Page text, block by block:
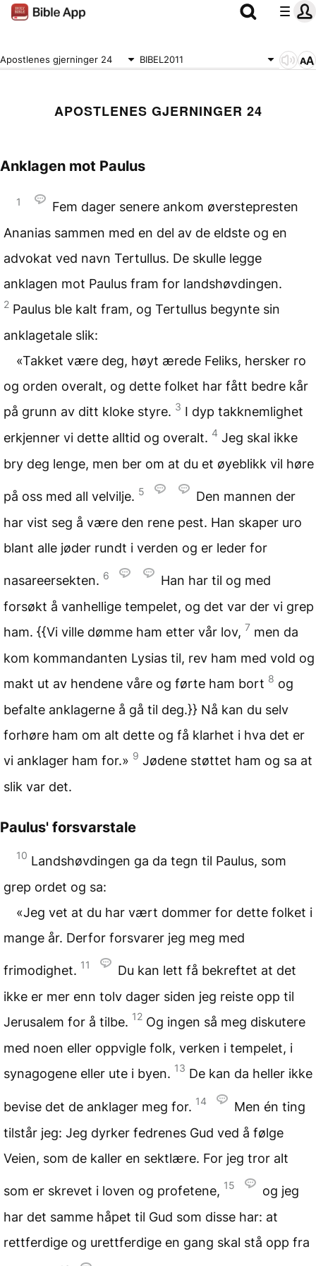
Apostlenes gjerninger 24 BIBEL2011
APOSTLENES GJERNINGER 24
Anklagen mot Paulus
1
Fem dager senere ankom øverstepresten
Ananias sammen med en del av de eldste og en
advokat ved navn Tertullus. De skulle legge
anklagen mot Paulus fram for landshøvdingen.
2 Paulus ble kalt fram, og Tertullus begynte sin
anklagetale slik:
«Takket være deg, høyt ærede Feliks, hersker ro
og orden overalt, og dette folket har fått bedre kår
på grunn av ditt kloke styre. 3 I dyp takknemlighet
erkjenner vi dette alltid og overalt. 4 Jeg skal ikke
bry deg lenge, men ber om at du et øyeblikk vil høre
på oss med all velvilje. 5
Den mannen der
har vist seg å være den rene pest. Han skaper uro
blant alle jøder rundt i verden og er leder for
nasareersekten. 6
Han har til og med
forsøkt å vanhellige tempelet, og det var der vi grep
ham. {{Vi ville dømme ham etter vår lov, 7 men da
kom kommandanten Lysias til, rev ham med vold og
makt ut av hendene våre og førte ham bort 8 og
befalte anklagerne å gå til deg.}} Nå kan du selv
forhøre ham om alt dette og få klarhet i hva det er
vi anklager ham for.» 9 Jødene støttet ham og sa at
slik var det.
Paulus' forsvarstale
10 Landshøvdingen ga da tegn til Paulus, som
grep ordet og sa:
«Jeg vet at du har vært dommer for dette folket i
mange år. Derfor forsvarer jeg meg med
frimodighet. 11
Du kan lett få bekreftet at det
ikke er mer enn tolv dager siden jeg reiste opp til
Jerusalem for å tilbe. 12 Og ingen så meg diskutere
med noen eller oppvigle folk, verken i tempelet, i
synagogene eller ute i byen. 13 De kan da heller ikke
bevise det de anklager meg for. 14
Men én ting
tilstår jeg: Jeg dyrker fedrenes Gud ved å følge
Veien, som de kaller en sektlære. For jeg tror alt
som er skrevet i loven og profetene, 15
og jeg
har det samme håpet til Gud som disse har: at
rettferdige og urettferdige en gang skal stå opp fra